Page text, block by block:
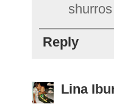
Reply
Lina